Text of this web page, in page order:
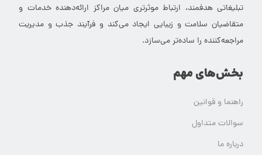
تبلیغاتی هدفمند، ارتباط موثرتری میان مراکز ارائه‌دهنده خدمات و
متقاضیان سلامت و زیبایی ایجاد می‌کند و فرآیند جذب و مدیریت
مراجعه‌کننده را ساده‌تر می‌سازد.
بخش‌های مهم
راهنما و قوانین
سوالات متداول
درباره ما